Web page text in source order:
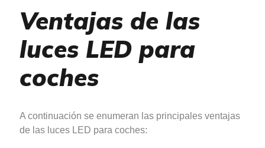
Ventajas de las
luces LED para
coches
A continuación se enumeran las principales ventajas
de las luces LED para coches: